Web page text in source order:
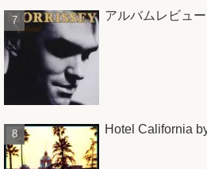
アルバムレビュ
Hotel California